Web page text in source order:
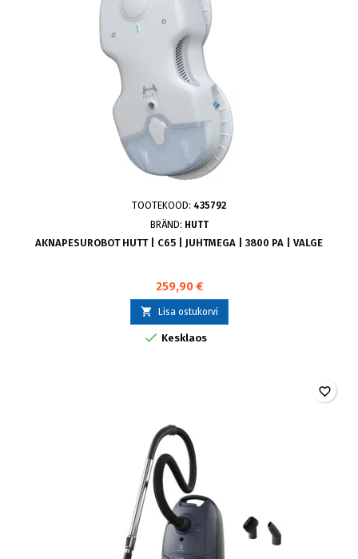
TOOTEKOOD: 435792
BRÄND: HUTT
AKNAPESUROBOT HUTT | C65 | JUHTMEGA | 3800 PA | VALGE
259,90 €
 Lisa ostukorvi
 Kesklaos
favorite_border